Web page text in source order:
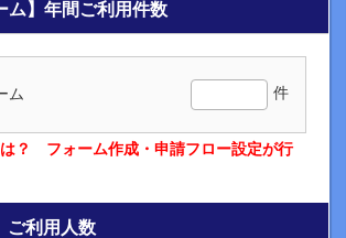
ム】年間ご利用件数
ム 件
？ フォーム作成・申請フロー設定が行
ご利用人数